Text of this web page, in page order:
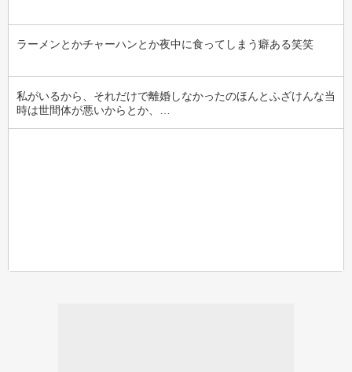
ラーメンとかチャーハンとか夜中に食ってしまう癖ある笑笑
私がいるから、それだけで離婚しなかったのほんとふざけんな当
時は世間体が悪いからとか、…